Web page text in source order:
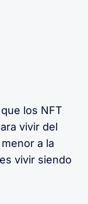
los NFT
vivir del
a la
vivir siendo